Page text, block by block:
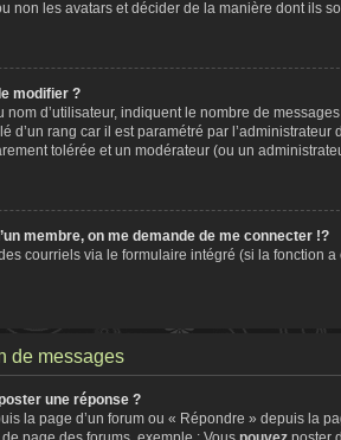
non les avatars et décider de la manière dont ils
modifier ?
nom d’utilisateur, indiquent le nombre de
d’un rang car il est paramétré par
tolérée et un modérateur (ou un
membre, on me demande de me connecter !?
courriels via le formulaire intégré (si la fonction
de messages
une réponse ?
la page d’un forum ou « Répondre » depuis la